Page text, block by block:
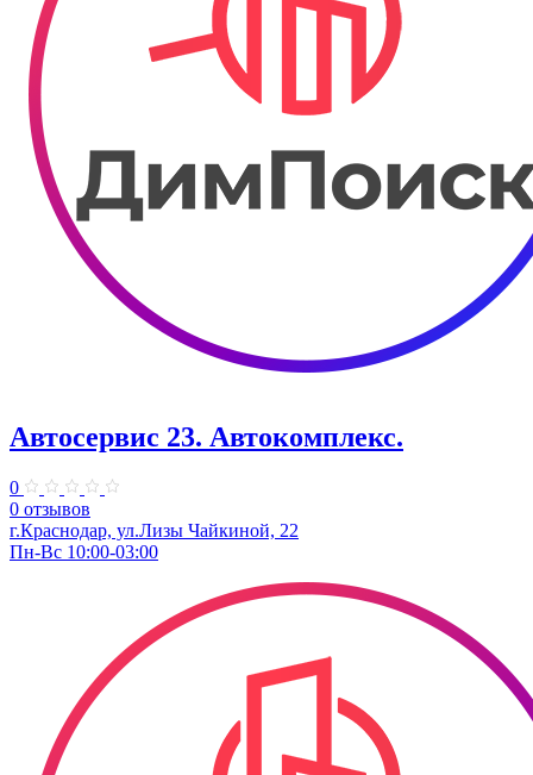
Автосервис 23. Автокомплекс.
0
0 отзывов
г.Краснодар, ул.Лизы Чайкиной, 22
Пн-Вс 10:00-03:00